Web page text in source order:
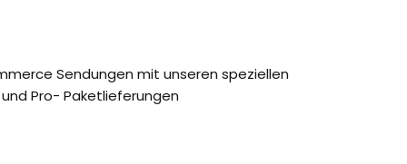
Sendungen mit unseren speziellen
Pro- Paketlieferungen